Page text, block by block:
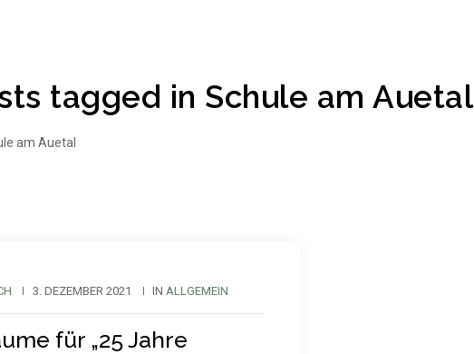
tagged in Schule am Auetal
am Auetal
3. DEZEMBER 2021 IN ALLGEMEIN
für „25 Jahre